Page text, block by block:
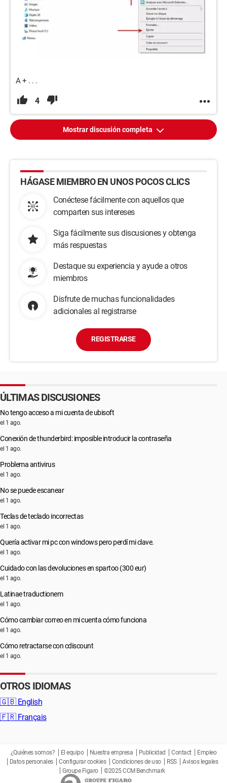
A + . . .
4
Mostrar discusión completa
HÁGASE MIEMBRO EN UNOS POCOS CLICS
Conéctese fácilmente con aquellos que
comparten sus intereses
Siga fácilmente sus discusiones y obtenga
más respuestas
Destaque su experiencia y ayude a otros
miembros
Disfrute de muchas funcionalidades
adicionales al registrarse
REGISTRARSE
ÚLTIMAS DISCUSIONES
No tengo acceso a mi cuenta de ubisoft
el 1 ago.
Conexión de thunderbird: imposible introducir la contraseña
el 1 ago.
Problema antivirus
el 1 ago.
No se puede escanear
el 1 ago.
Teclas de teclado incorrectas
el 1 ago.
Quería activar mi pc con windows pero perdí mi clave.
el 1 ago.
Cuidado con las devoluciones en spartoo (300 eur)
el 1 ago.
Latinae traductionem
el 1 ago.
Cómo cambiar correo en mi cuenta cómo funciona
el 1 ago.
Cómo retractarse con cdiscount
el 1 ago.
OTROS IDIOMAS
🇬🇧 English
🇫🇷 Français
¿Quiénes somos? El equipo Nuestra empresa Publicidad Contact
Empleo
Datos personales
Configurar cookies Condiciones de uso RSS
Avisos legales
Groupe Figaro
©2025 CCM Benchmark